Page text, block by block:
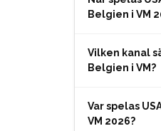
Belgien i VM
Vilken kanal
Belgien i VM?
Var spelas
VM 2026?